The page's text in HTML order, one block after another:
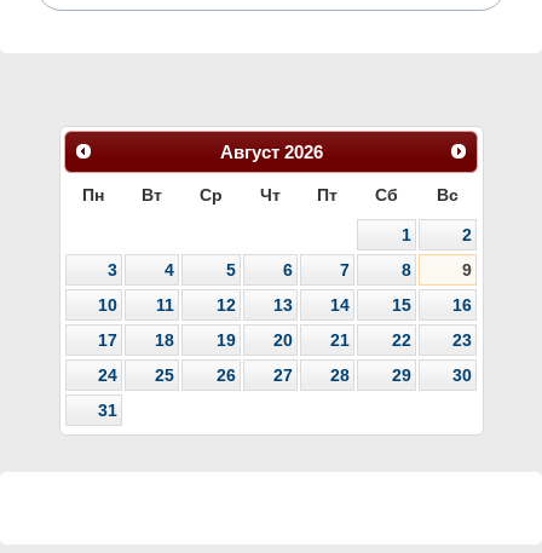
Август 2026
Пн Вт Ср Чт Пт Сб Вс
1
2
3
4 5 6 7 8
9
10
11 12 13 14 15
16
17
18 19 20 21 22
23
24
25 26 27 28 29
30
31